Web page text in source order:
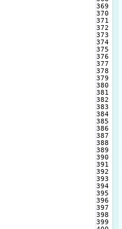
369
370
371
372
373
374
375
376
377
378
379
380
381
382
383
384
385
386
387
388
389
390
391
392
393
394
395
396
397
398
399